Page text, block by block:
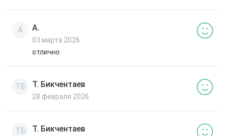
А А.
03 марта 2026
отлично
ТБ Т. Бикчентаев
28 февраля 2026
ТБ Т. Бикчентаев